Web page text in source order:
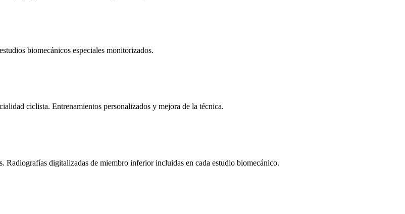
biomecánicos especiales monitorizados.
ciclista. Entrenamientos personalizados y mejora de la técnica.
digitalizadas de miembro inferior incluidas en cada estudio biomecánico.